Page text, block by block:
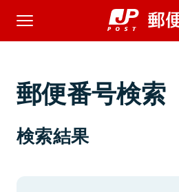
郵便番号検索
検索結果